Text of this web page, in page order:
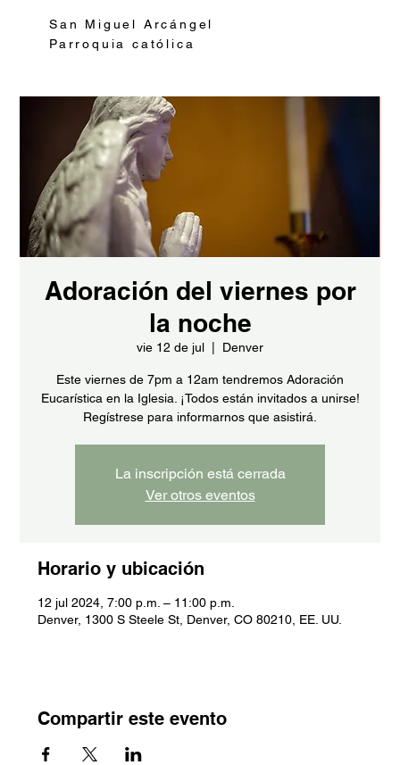
San Miguel Arcángel
Parroquia católica
Adoración del viernes por
la noche
vie 12 de jul Denver
Este viernes de 7pm a 12am tendremos Adoración
Eucarística en la Iglesia. ¡Todos están invitados a unirse!
Regístrese para informarnos que asistirá.
La inscripción está cerrada
Ver otros eventos
Horario y ubicación
12 jul 2024, 7:00 p.m. – 11:00 p.m.
Denver, 1300 S Steele St, Denver, CO 80210, EE. UU.
Compartir este evento